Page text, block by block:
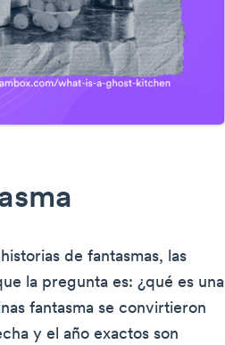
de fantasmas, las
la pregunta es: ¿qué es una
fantasma se convirtieron
y el año exactos son